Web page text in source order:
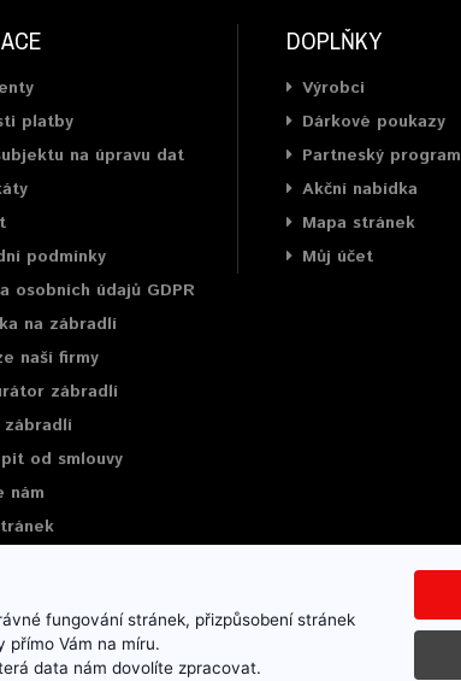
platby
na úpravu dat
podmínky
osobních údajů GDPR
na zábradlí
naší firmy
zábradlí
zábradlí
od smlouvy
nám
DOPLŇKY
Výrobci
Dárkové poukazy
Partneský program
Akční nabídka
Mapa stránek
Můj účet
Mapa stránek Napište nám
fungování stránek, přizpůsobení stránek
přímo Vám na míru.
data nám dovolíte zpracovat.